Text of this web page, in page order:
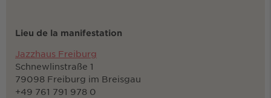
Lieu de la manifestation
Jazzhaus Freiburg
Schnewlinstraße 1
79098 Freiburg im Breisgau
+49 761 791 978 0